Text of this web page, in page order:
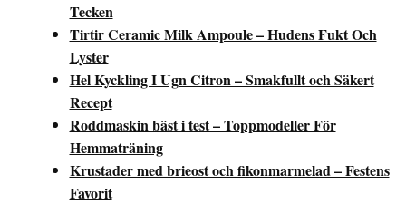
Tecken
Tirtir Ceramic Milk Ampoule – Hudens Fukt Och
Lyster
Hel Kyckling I Ugn Citron – Smakfullt och Säkert
Recept
Roddmaskin bäst i test – Toppmodeller För
Hemmaträning
Krustader med brieost och fikonmarmelad – Festens
Favorit